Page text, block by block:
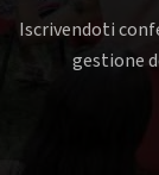
Iscrivendoti
gestione